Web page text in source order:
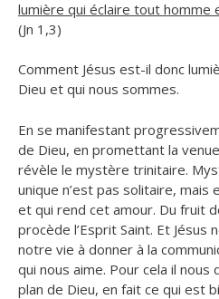
lumière qui éclaire tout homme
(Jn 1,3)
Comment Jésus est-il donc
Dieu et qui nous sommes.
En se manifestant
de Dieu, en promettant la
révèle le mystère trinitaire.
unique n’est pas solitaire, mais
et qui rend cet amour. Du fruit
procède l’Esprit Saint. Et Jésus
notre vie à donner à la
qui nous aime. Pour cela il
plan de Dieu, en fait ce qui est